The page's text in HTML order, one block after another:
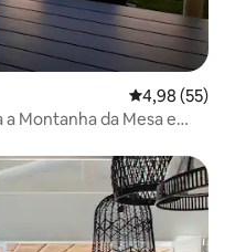
4,98 de uma
4,98 (55)
Montanha da Mesa e